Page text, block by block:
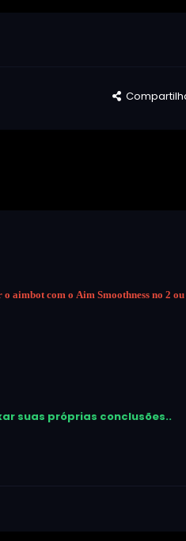
o aimbot com o Aim Smoothness no 2
suas próprias conclusões..